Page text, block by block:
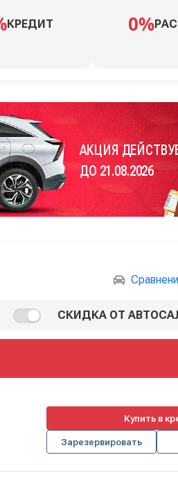
КРЕДИТ
АКЦИЯ
ДО 21.08.2026
СКИДКА ОТ
Купить в
Зарезервировать